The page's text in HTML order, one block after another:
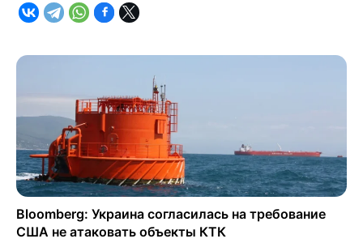
Bloomberg: Украина согласилась на требование
США не атаковать объекты КТК